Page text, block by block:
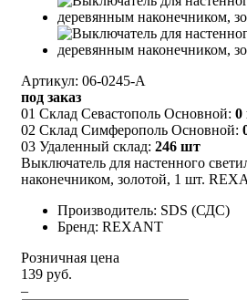
Артикул: 06-0245-A
под заказ
01 Склад Севастополь Основной: 0
02 Склад Симферополь Основной:
03 Удаленный склад: 246 шт
Выключатель для настенного
наконечником, золотой, 1 шт.
Производитель: SDS (СДС)
Бренд: REXANT
Розничная цена
139 руб.
–